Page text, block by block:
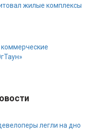
жилые комплексы
легли на дно